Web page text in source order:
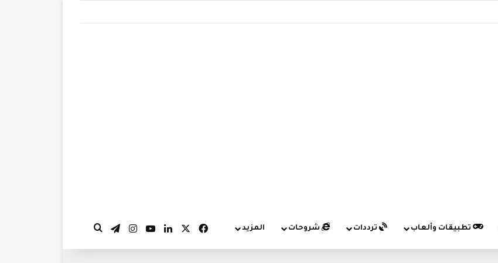
تطبيقات وألعاب ترددات شروحات المزيد فيسبوك لينكدإن‫YouTubeانستقرام
تيلقرام